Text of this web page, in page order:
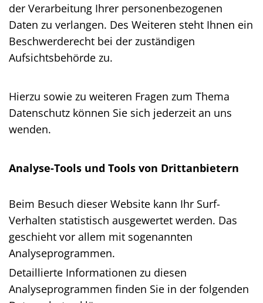
der Verarbeitung Ihrer personenbezogenen
Daten zu verlangen. Des Weiteren steht Ihnen ein
Beschwerderecht bei der zuständigen
Aufsichtsbehörde zu.
Hierzu sowie zu weiteren Fragen zum Thema
Datenschutz können Sie sich jederzeit an uns
wenden.
Analyse-Tools und Tools von Dritt­anbietern
Beim Besuch dieser Website kann Ihr Surf-
Verhalten statistisch ausgewertet werden. Das
geschieht vor allem mit sogenannten
Analyseprogrammen.
Detaillierte Informationen zu diesen
Analyseprogrammen finden Sie in der folgenden